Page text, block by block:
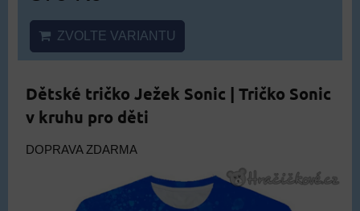
ZVOLTE VARIANTU
Dětské tričko Ježek Sonic | Tričko Sonic
v kruhu pro děti
DOPRAVA ZDARMA